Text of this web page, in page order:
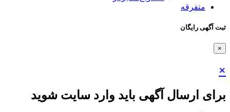
متفرقه
ثبت آگهی رایگان
×
×
برای ارسال آگهی باید وارد سایت شوید